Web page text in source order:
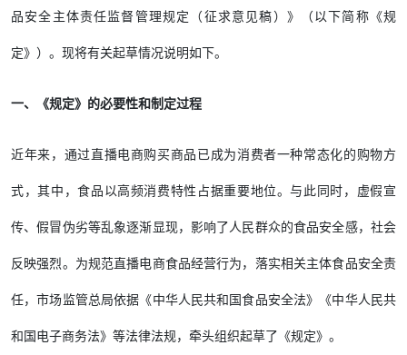
品安全主体责任监督管理规定（征求意见稿）》（以下简称《规
定》）。现将有关起草情况说明如下。
一、《规定》的必要性和制定过程
近年来，通过直播电商购买商品已成为消费者一种常态化的购物方
式，其中，食品以高频消费特性占据重要地位。与此同时，虚假宣
传、假冒伪劣等乱象逐渐显现，影响了人民群众的食品安全感，社会
反映强烈。为规范直播电商食品经营行为，落实相关主体食品安全责
任，市场监管总局依据《中华人民共和国食品安全法》《中华人民共
和国电子商务法》等法律法规，牵头组织起草了《规定》。